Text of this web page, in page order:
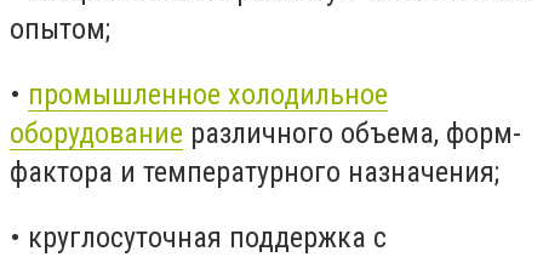
опытом;
• промышленное холодильное
оборудование различного объема, форм-
фактора и температурного назначения;
• круглосуточная поддержка с